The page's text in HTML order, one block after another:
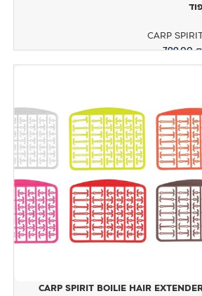
פוד
CARP
799.00
CARP SPIRIT BOILIE HAIR